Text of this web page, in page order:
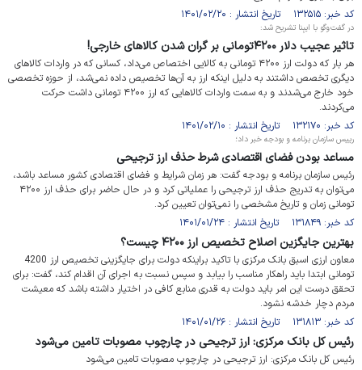
کد خبر: ۱۳۲۵۱۵ تاریخ انتشار : ۱۴۰۱/۰۲/۲۰
در گفت‌وگو با ایبِنا تشریح شد:
تاثیر عجیب دلار ۴۲۰۰تومانی بر گران شدن کالاهای خارجی!
هر بار که دولت ارز ۴۲۰۰ تومانی به کالایی اختصاص می‌داد، کسانی که در واردات کالاهای
دیگری تخصص داشتند به دلیل اینکه ارز به آن‌ها تخصیص داده نمی‌شد، از حوزه تخصصی
خود خارج می‌شدند و به سمت واردات کالاهایی که ارز ۴۲۰۰ تومانی داشت حرکت
می‌کردند.
کد خبر: ۱۳۲۱۷۰ تاریخ انتشار : ۱۴۰۱/۰۲/۱۰
رییس سازمان برنامه و بودجه خبر داد؛
مساعد بودن فضای اقتصادی شرط حذف ارز ترجیحی
رئیس سازمان برنامه و بودجه گفت: هر زمان شرایط و فضای اقتصادی کشور مساعد باشد،
می‌توان به تدریج حذف ارز ترجیحی را عملیاتی کرد و در حال حاضر برای حذف ارز ۴۲۰۰
تومانی زمان و تاریخ مشخصی را نمی‌توان تعیین کرد.
کد خبر: ۱۳۱۸۴۹ تاریخ انتشار : ۱۴۰۱/۰۱/۲۴
بهترین جایگزین اصلاح تخصیص ارز ۴۲۰۰ چیست؟
معاون ارزی اسبق بانک مرکزی با تاکید براینکه دولت برای جایگزینی تخصیص ارز 4200
تومانی ابتدا باید راهکار مناسب را بیابد و سپس نسبت به اجرای آن اقدام کند، گفت: برای
تحقق درست این امر باید دولت به قدری منابع کافی در اختیار داشته باشد که معیشت
مردم دچار خدشه نشود.
کد خبر: ۱۳۱۸۱۳ تاریخ انتشار : ۱۴۰۱/۰۱/۲۶
رئیس کل بانک مرکزی: ارز ترجیحی در چارچوب مصوبات تامین می‌شود
رئیس کل بانک مرکزی: ارز ترجیحی در چارچوب مصوبات تامین می‌شود